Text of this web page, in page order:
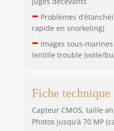
– Problèmes
rapide en snorkeling)
– Images sous-
lentille trouble (voile/
Fiche technique
Capteur CMOS, taille
Photos jusqu’à 70 MP